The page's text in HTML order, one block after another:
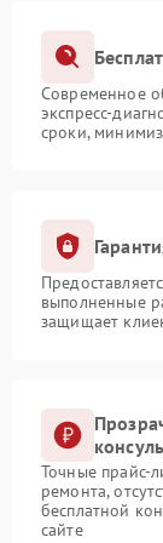
Современное
экспресс-
сроки,
выполненные
защищает
Точные прайс-
ремонта,
бесплатной
сайте